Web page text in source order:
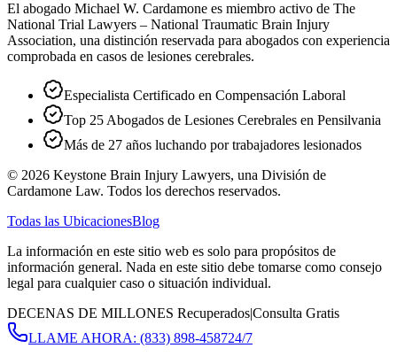
El abogado Michael W. Cardamone es miembro activo de The
National Trial Lawyers – National Traumatic Brain Injury
Association, una distinción reservada para abogados con experiencia
comprobada en casos de lesiones cerebrales.
Especialista Certificado en Compensación Laboral
Top 25 Abogados de Lesiones Cerebrales en Pensilvania
Más de 27 años luchando por trabajadores lesionados
© 2026 Keystone Brain Injury Lawyers, una División de
Cardamone Law. Todos los derechos reservados.
Todas las UbicacionesBlog
La información en este sitio web es solo para propósitos de
información general. Nada en este sitio debe tomarse como consejo
legal para cualquier caso o situación individual.
DECENAS DE MILLONES Recuperados|Consulta Gratis
LLAME AHORA: (833) 898-458724/7